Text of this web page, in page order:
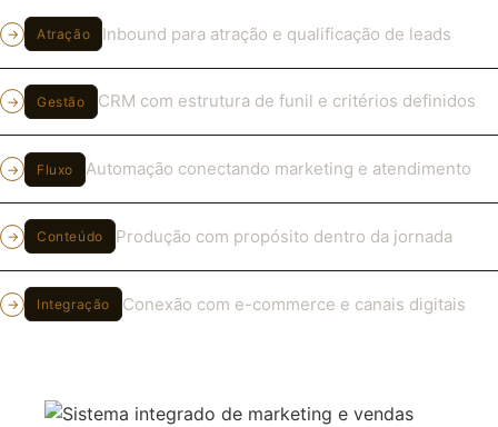
→ Atração Inbound para atração e qualificação de leads
→ Gestão CRM com estrutura de funil e critérios definidos
→ Fluxo Automação conectando marketing e atendimento
→ Conteúdo Produção com propósito dentro da jornada
→ Integração Conexão com e-commerce e canais digitais